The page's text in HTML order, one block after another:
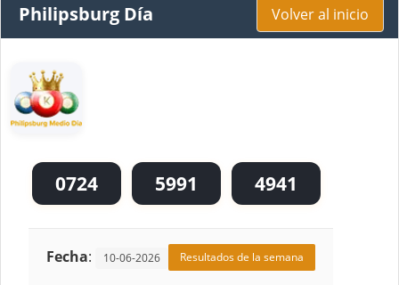
Philipsburg Día Volver al inicio
0724 5991 4941
Fecha: 10-06-2026 Resultados de la semana